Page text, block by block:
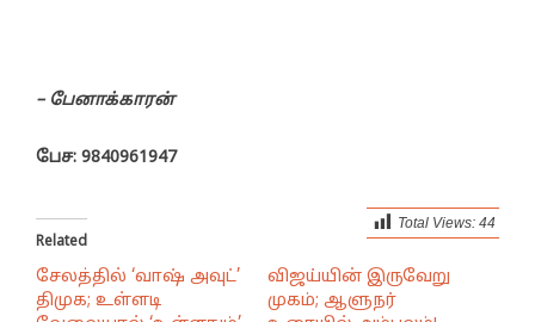
– பேனாக்காரன்
பேச: 9840961947
Total Views: 44
Related
சேலத்தில் ‘வாஷ் அவுட்’
திமுக; உள்ளடி
விஜய்யின் இருவேறு
முகம்; ஆளுநர்